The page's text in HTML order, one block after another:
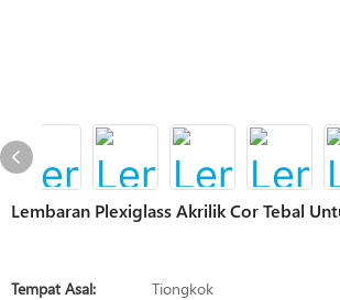
Lembaran Plexiglass Akrilik Cor Tebal
Tempat Asal:
Tiongkok